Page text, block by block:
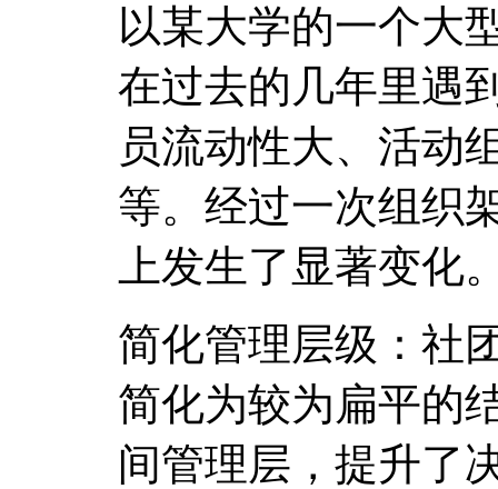
以某大学的一个大
在过去的几年里遇
员流动性大、活动
等。经过一次组织
上发生了显著变化
简化管理层级：社
简化为较为扁平的
间管理层，提升了